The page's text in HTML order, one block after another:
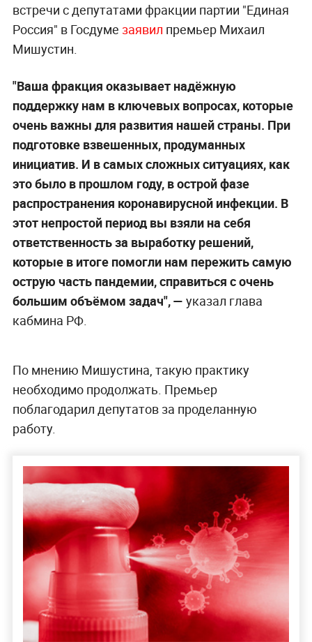
встречи с депутатами фракции партии "Единая
Россия" в Госдуме заявил премьер Михаил
Мишустин.
"Ваша фракция оказывает надёжную
поддержку нам в ключевых вопросах, которые
очень важны для развития нашей страны. При
подготовке взвешенных, продуманных
инициатив. И в самых сложных ситуациях, как
это было в прошлом году, в острой фазе
распространения коронавирусной инфекции. В
этот непростой период вы взяли на себя
ответственность за выработку решений,
которые в итоге помогли нам пережить самую
острую часть пандемии, справиться с очень
большим объёмом задач", — указал глава
кабмина РФ.
По мнению Мишустина, такую практику
необходимо продолжать. Премьер
поблагодарил депутатов за проделанную
работу.